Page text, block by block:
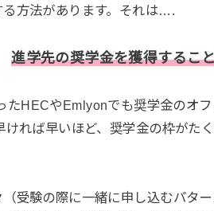
方法があります。それは….
進学先の奨学金を獲得するこ
HECやEmlyonでも奨学金のオフ
れば早いほど、奨学金の枠がた
受験の際に一緒に申し込むパタ